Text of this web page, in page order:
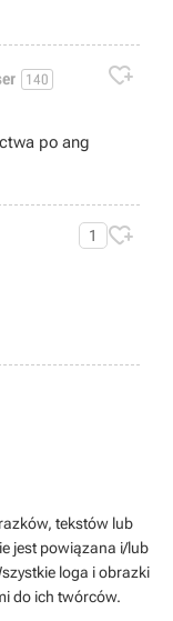
140 
po ang
1 
tekstów lub
jest powiązana i/lub
loga i obrazki
do ich twórców.